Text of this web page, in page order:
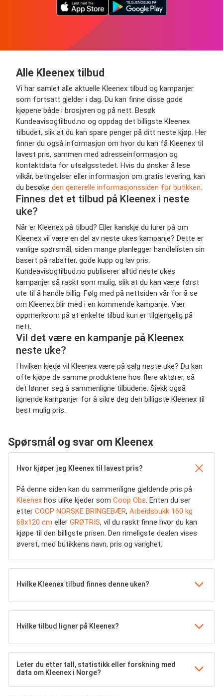
Alle Kleenex tilbud
Vi har samlet alle aktuelle Kleenex tilbud og kampanjer
som fortsatt gjelder i dag. Du kan finne disse gode
kjøpene både i brosjyren og på nett. Besøk
Kundeavisogtilbud.no og oppdag det billigste Kleenex
tilbudet, slik at du kan spare penger på ditt neste kjøp. Her
finner du også informasjon om hvor du kan få Kleenex til
lavest pris, sammen med adresseinformasjon og
kontaktdata for utsalgsstedet. Hvis du ønsker å lese
vilkår, betingelser eller informasjon om gratis levering, kan
du besøke den generelle informasjonssiden for butikken
Finnes det et tilbud på Kleenex i neste
uke?
Når er Kleenex på tilbud? Eller kanskje du lurer på om
Kleenex vil være en del av neste ukes kampanje? Dette er
vanlige spørsmål, siden mange planlegger handlelisten sin
basert på rabatter, gode kupp og lav pris.
Kundeavisogtilbud.no publiserer alltid neste ukes
kampanjer så raskt som mulig, slik at du kan være først
ute til å handle billig. Følg med på nettsiden vår for å se
om Kleenex blir med i en kommende kampanje. Vær
oppmerksom på at enkelte tilbud kun er tilgjengelig på
nett.
Vil det være en kampanje på Kleenex
neste uke?
I hvilken kjede vil Kleenex være på salg neste uke? Du kan
ofte kjøpe de samme produktene hos flere aktører, så
det lønner seg å sammenligne tilbudene. Sjekk også
lignende kampanjer for å sikre deg den billigste Kleenex til
best mulig pris.
Spørsmål og svar om Kleenex
Hvor kjøper jeg Kleenex til lavest pris?
På denne siden kan du sammenligne gjeldende pris på
Kleenex hos ulike kjeder som Coop Obs . Enten du ser
etter COOP NORSKE BRINGEBÆR, Arbeidsbukk 160 kg
68x120 cm eller GRØTRIS, vil du raskt finne hvor du kan
kjøpe til den billigste prisen. Den rimeligste dealen vises
øverst, med butikkens navn, pris og varighet.
Hvilke Kleenex tilbud finnes denne uken?
Hvilke tilbud ligner på Kleenex?
Leter du etter tall, statistikk eller forskning med
data om Kleenex i Norge?